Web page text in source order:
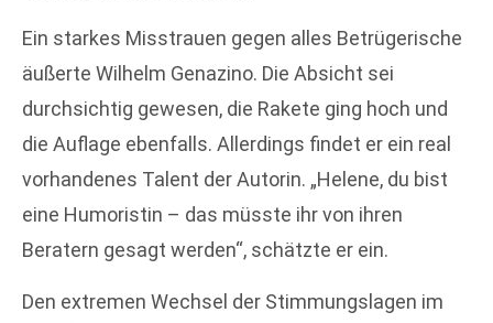
Ein starkes Misstrauen gegen alles Betrügerische
äußerte Wilhelm Genazino. Die Absicht sei
durchsichtig gewesen, die Rakete ging hoch und
die Auflage ebenfalls. Allerdings findet er ein real
vorhandenes Talent der Autorin. „Helene, du bist
eine Humoristin – das müsste ihr von ihren
Beratern gesagt werden“, schätzte er ein.
Den extremen Wechsel der Stimmungslagen im